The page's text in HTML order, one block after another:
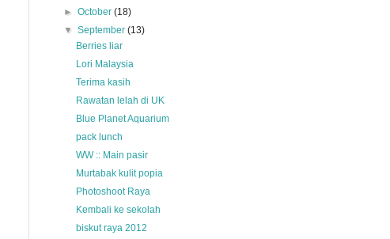
►October(18)
▼September(13)
Berries liar
Lori Malaysia
Terima kasih
Rawatan lelah di UK
Blue Planet Aquarium
pack lunch
WW :: Main pasir
Murtabak kulit popia
Photoshoot Raya
Kembali ke sekolah
biskut raya 2012